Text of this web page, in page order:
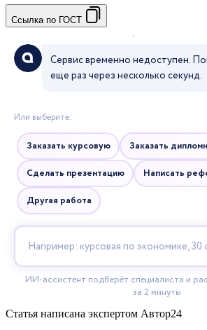
Ссылка по ГОСТ
Статья написана экспертом Автор24